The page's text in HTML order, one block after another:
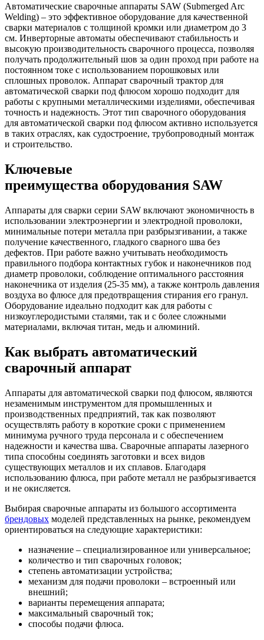
Автоматические сварочные аппараты SAW (Submerged Arc
Welding) – это эффективное оборудование для качественной
сварки материалов с толщиной кромки или диаметром до 3
см. Инверторные автоматы обеспечивают стабильность и
высокую производительность сварочного процесса, позволяя
получать продолжительный шов за один проход при работе на
постоянном токе с использованием порошковых или
сплошных проволок. Аппарат сварочный трактор для
автоматической сварки под флюсом хорошо подходит для
работы с крупными металлическими изделиями, обеспечивая
точность и надежность. Этот тип сварочного оборудования
для автоматической сварки под флюсом активно используется
в таких отраслях, как судостроение, трубопроводный монтаж
и строительство.
Ключевые
преимущества оборудования SAW
Аппараты для сварки серии SAW включают экономичность в
использовании электроэнергии и электродной проволоки,
минимальные потери металла при разбрызгивании, а также
получение качественного, гладкого сварного шва без
дефектов. При работе важно учитывать необходимость
правильного подбора контактных губок и наконечников под
диаметр проволоки, соблюдение оптимального расстояния
наконечника от изделия (25-35 мм), а также контроль давления
воздуха во флюсе для предотвращения стирания его гранул.
Оборудование идеально подходит как для работы с
низкоуглеродистыми сталями, так и с более сложными
материалами, включая титан, медь и алюминий.
Как выбрать автоматический
сварочный аппарат
Аппараты для автоматической сварки под флюсом, являются
незаменимым инструментом для промышленных и
производственных предприятий, так как позволяют
осуществлять работу в короткие сроки с применением
минимума ручного труда персонала и с обеспечением
надежности и качества шва. Сварочные аппараты лазерного
типа способны соединять заготовки и всех видов
существующих металлов и их сплавов. Благодаря
использованию флюса, при работе металл не разбрызгивается
и не окисляется.
Выбирая сварочные аппараты из большого ассортимента
брендовых моделей представленных на рынке, рекомендуем
ориентироваться на следующие характеристики:
назначение – специализированное или универсальное;
количество и тип сварочных головок;
степень автоматизации устройства;
механизм для подачи проволоки – встроенный или
внешний;
варианты перемещения аппарата;
максимальный сварочный ток;
способы подачи флюса.